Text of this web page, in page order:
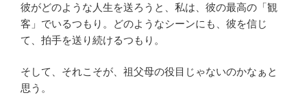
彼がどのような人生を送ろうと、私は、彼の最高の「観
客」でいるつもり。どのようなシーンにも、彼を信じ
て、拍手を送り続けるつもり。
そして、それこそが、祖父母の役目じゃないのかなぁと
思う。